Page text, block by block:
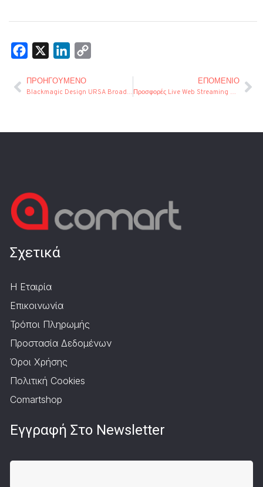
Facebook LinkedIn
ΠΡΟΗΓΟΎΜΕΝΟ
Blackmagic Design URSA Broadcast Camera, δείτε την LIVE!
ΕΠΌΜΕΝΙΟ
Προσφορές Live Web Streaming Matrox Monarch HD HDX
Σχετικά
Η Εταιρία
Επικοινωνία
Τρόποι Πληρωμής
Προστασία Δεδομένων
Όροι Χρήσης
Πολιτική Cookies
Comartshop
Εγγραφή Στο Newsletter